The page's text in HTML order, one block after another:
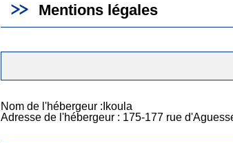
Mentions légales
Nom de l'hébergeur :Ikoula
Adresse de l'hébergeur : 175-177 rue